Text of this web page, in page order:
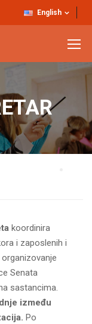
English
koordinira
i zaposlenih i
Senata
sastancima.
između
Po